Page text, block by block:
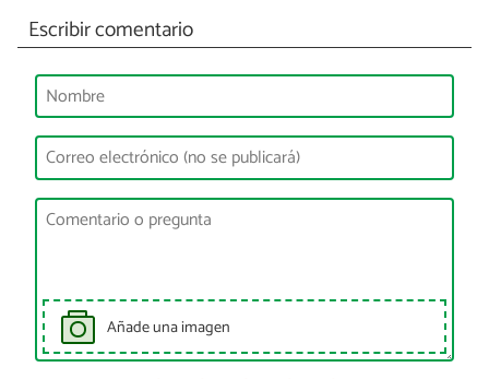
Escribir comentario
Añade una imagen